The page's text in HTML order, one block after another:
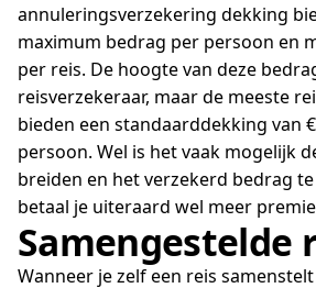
annuleringsverzekering dekking
maximum bedrag per persoon en
per reis. De hoogte van deze
reisverzekeraar, maar de meeste
bieden een standaarddekking van
persoon. Wel is het vaak mogelijk
breiden en het verzekerd bedrag
betaal je uiteraard wel meer
Samengestelde
Wanneer je zelf een reis